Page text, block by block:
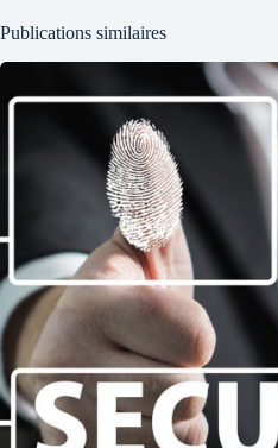
Publications similaires